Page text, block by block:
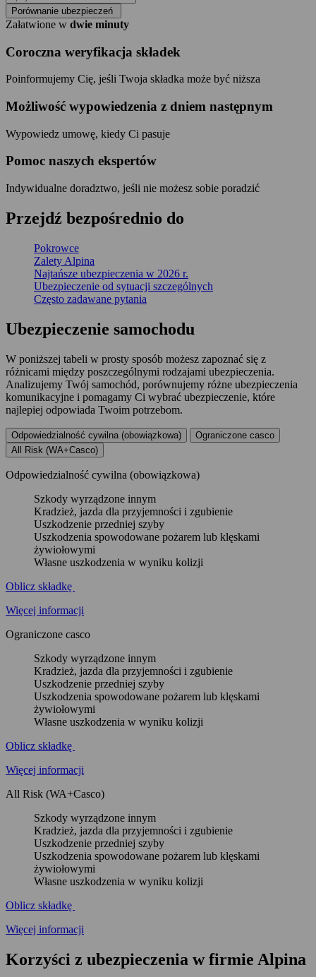
Porównanie ubezpieczeń
Załatwione w dwie minuty
Coroczna weryfikacja składek
Poinformujemy Cię, jeśli Twoja składka może być niższa
Możliwość wypowiedzenia z dniem następnym
Wypowiedz umowę, kiedy Ci pasuje
Pomoc naszych ekspertów
Indywidualne doradztwo, jeśli nie możesz sobie poradzić
Przejdź bezpośrednio do
Pokrowce
Zalety Alpina
Najtańsze ubezpieczenia w 2026 r.
Ubezpieczenie od sytuacji szczególnych
Często zadawane pytania
Ubezpieczenie samochodu
W poniższej tabeli w prosty sposób możesz zapoznać się z
różnicami między poszczególnymi rodzajami ubezpieczenia.
Analizujemy Twój samochód, porównujemy różne ubezpieczenia
komunikacyjne i pomagamy Ci wybrać ubezpieczenie, które
najlepiej odpowiada Twoim potrzebom.
Odpowiedzialność cywilna (obowiązkowa)
Ograniczone casco
All Risk (WA+Casco)
Odpowiedzialność cywilna (obowiązkowa)
Szkody wyrządzone innym
Kradzież, jazda dla przyjemności i zgubienie
Uszkodzenie przedniej szyby
Uszkodzenia spowodowane pożarem lub klęskami
żywiołowymi
Własne uszkodzenia w wyniku kolizji
Oblicz składkę
Więcej informacji
Ograniczone casco
Szkody wyrządzone innym
Kradzież, jazda dla przyjemności i zgubienie
Uszkodzenie przedniej szyby
Uszkodzenia spowodowane pożarem lub klęskami
żywiołowymi
Własne uszkodzenia w wyniku kolizji
Oblicz składkę
Więcej informacji
All Risk (WA+Casco)
Szkody wyrządzone innym
Kradzież, jazda dla przyjemności i zgubienie
Uszkodzenie przedniej szyby
Uszkodzenia spowodowane pożarem lub klęskami
żywiołowymi
Własne uszkodzenia w wyniku kolizji
Oblicz składkę
Więcej informacji
Korzyści z ubezpieczenia w firmie Alpina